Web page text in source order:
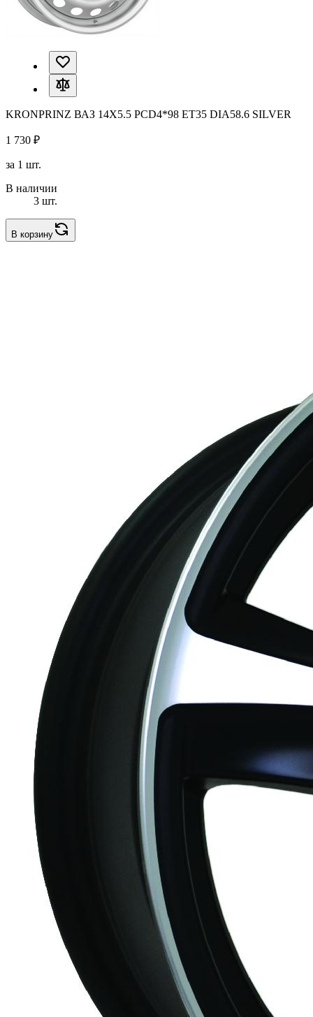
KRONPRINZ ВАЗ 14X5.5 PCD4*98 ET35 DIA58.6 SILVER
1 730 ₽
за 1 шт.
В наличии
3 шт.
В корзину